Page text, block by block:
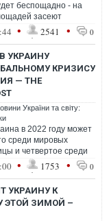
беспощадно - на
засеют
Аргентина, Америка,
• 2541 • 0
УКРАИНУ
КРИЗИСУ
— THE
України та світу:
в 2022 году может
среди мировых
и четвертое среди
• 1753 • 0
УКРАИНУ К
ЭТОЙ ЗИМОЙ –